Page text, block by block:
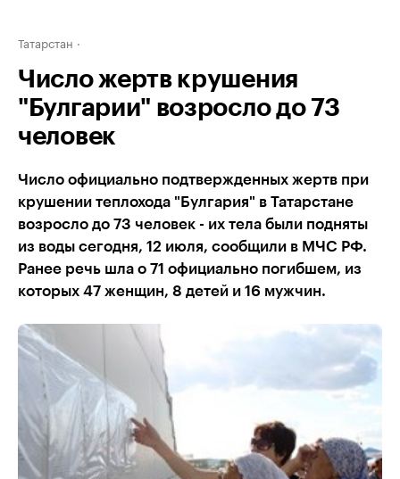
Татарстан
Число жертв крушения
"Булгарии" возросло до 73
человек
Число официально подтвержденных жертв при
крушении теплохода "Булгария" в Татарстане
возросло до 73 человек - их тела были подняты
из воды сегодня, 12 июля, сообщили в МЧС РФ.
Ранее речь шла о 71 официально погибшем, из
которых 47 женщин, 8 детей и 16 мужчин.